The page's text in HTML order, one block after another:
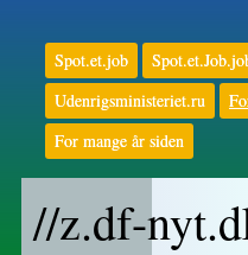
contentSpot.et.job
Udenrigsministeriet.ru
For mange år siden
//z.df-